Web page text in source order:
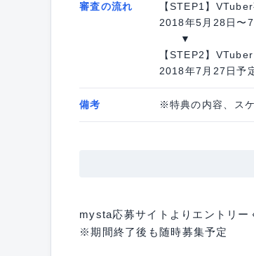
審査の流れ
【STEP1】
2018年5月28日〜
▼
【STEP2】
2018年7月27日予
備考 ※特典の内容、ス
mysta応募サイトよりエントリー
※期間終了後も随時募集予定